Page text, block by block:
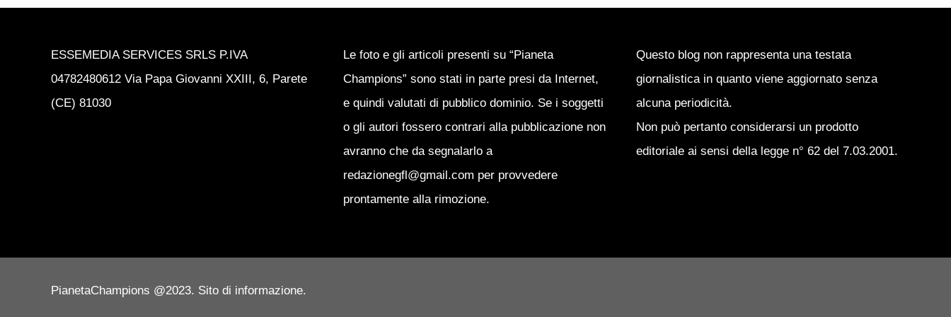
ESSEMEDIA SERVICES SRLS P.IVA
04782480612 Via Papa Giovanni XXIII, 6, Parete
(CE) 81030
Le foto e gli articoli presenti su “Pianeta
Champions” sono stati in parte presi da Internet,
e quindi valutati di pubblico dominio. Se i soggetti
o gli autori fossero contrari alla pubblicazione non
avranno che da segnalarlo a
redazionegfl@gmail.com per provvedere
prontamente alla rimozione.
Questo blog non rappresenta una testata
giornalistica in quanto viene aggiornato senza
alcuna periodicità.
Non può pertanto considerarsi un prodotto
editoriale ai sensi della legge n° 62 del 7.03.2001.
PianetaChampions @2023. Sito di informazione.